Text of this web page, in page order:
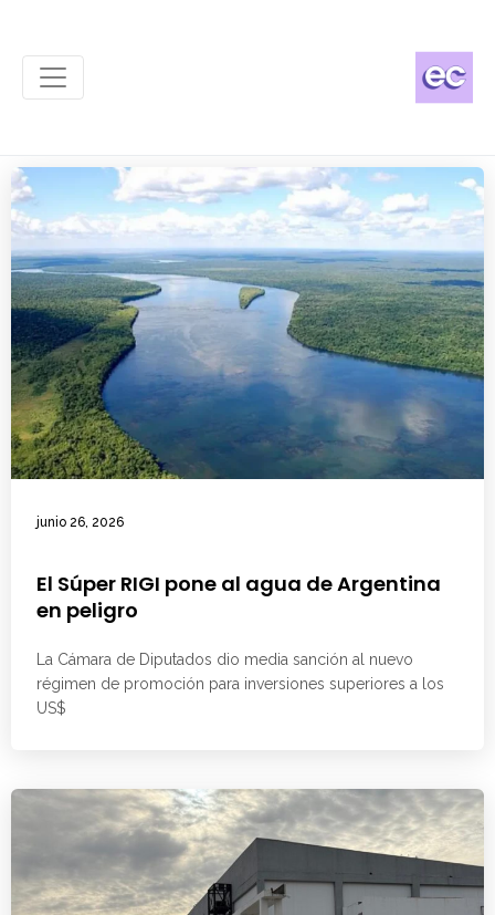
junio 26, 2026
El Súper RIGI pone al agua de Argentina
en peligro
La Cámara de Diputados dio media sanción al nuevo
régimen de promoción para inversiones superiores a los
US$